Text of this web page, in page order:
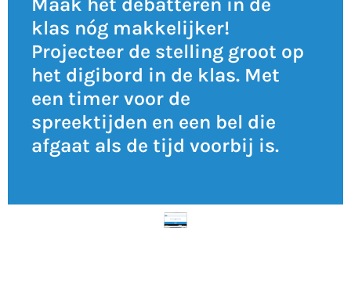
klas nóg makkelijker!
Projecteer de stelling groot op
het digibord in de klas. Met
een timer voor de
spreektijden en een bel die
afgaat als de tijd voorbij is.